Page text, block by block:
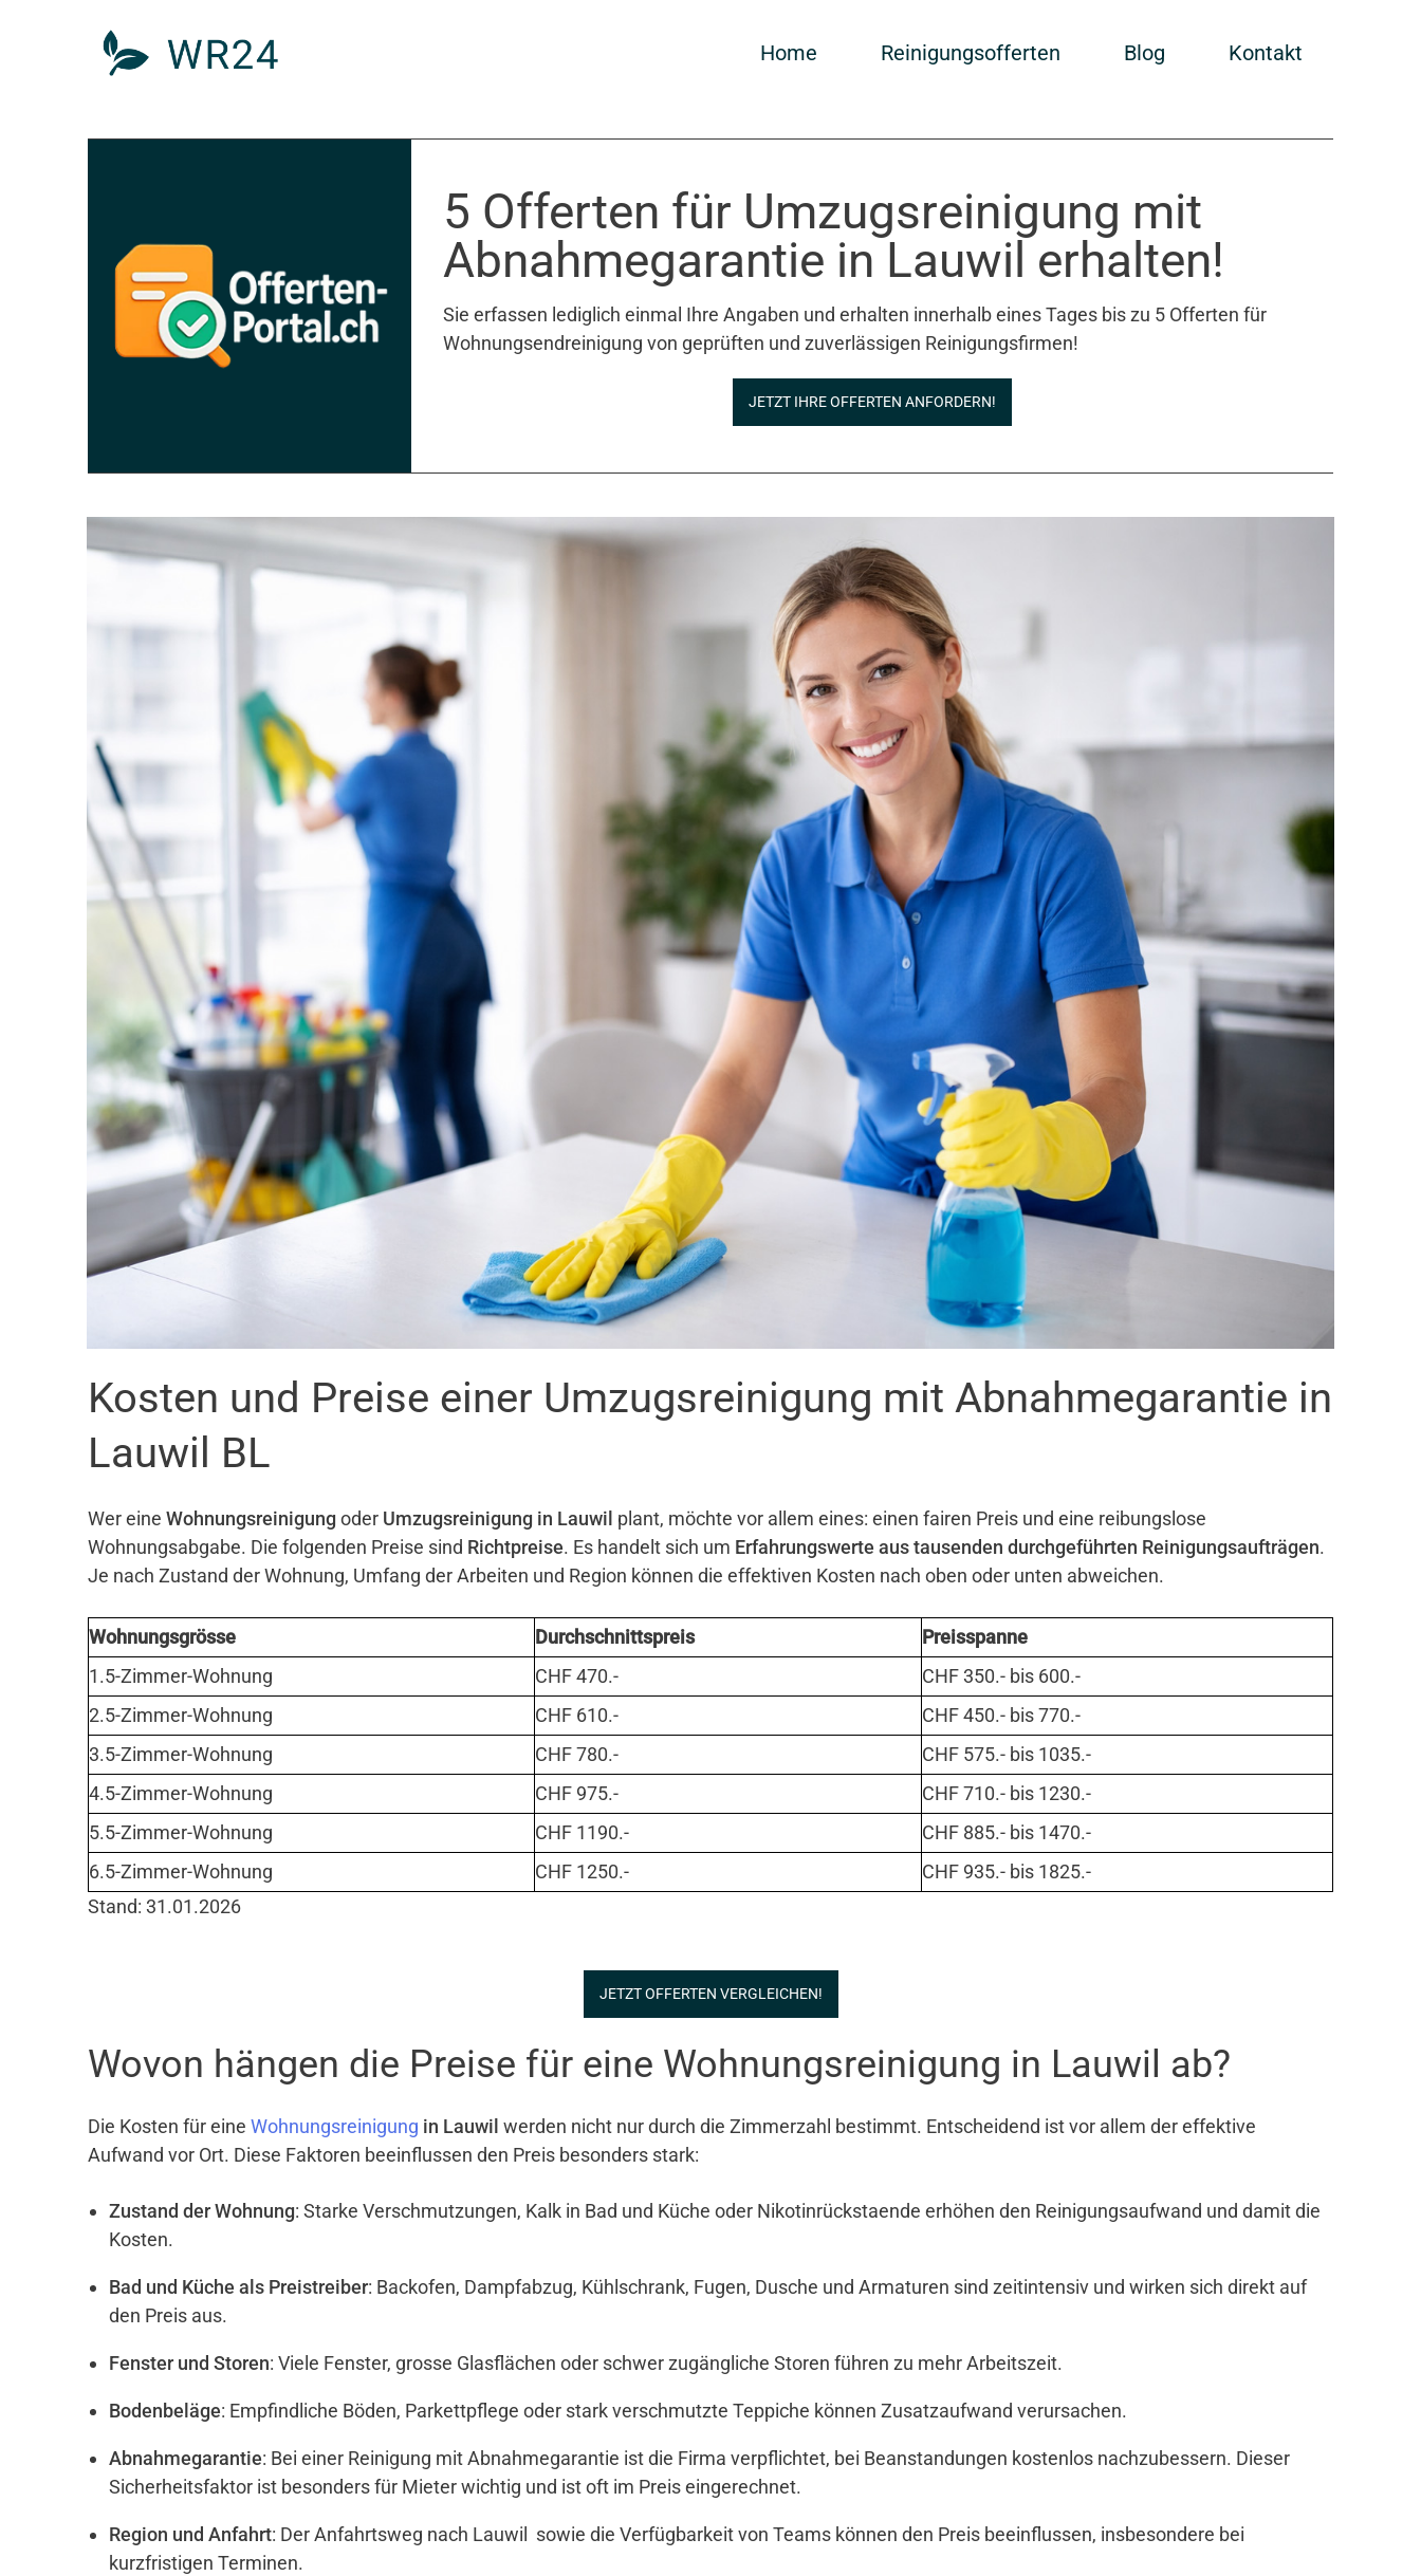
Home Reinigungsofferten Blog Kontakt
5 Offerten für Umzugsreinigung mit
Abnahmegarantie in Lauwil erhalten!
Sie erfassen lediglich einmal Ihre Angaben und erhalten innerhalb eines Tages bis zu 5 Offerten für
Wohnungsendreinigung von geprüften und zuverlässigen Reinigungsfirmen!
JETZT IHRE OFFERTEN ANFORDERN!
Kosten und Preise einer Umzugsreinigung mit Abnahmegarantie in
Lauwil BL
Wer eine Wohnungsreinigung oder Umzugsreinigung in Lauwil plant, möchte vor allem eines: einen fairen Preis und eine reibungslose
Wohnungsabgabe. Die folgenden Preise sind Richtpreise. Es handelt sich um Erfahrungswerte aus tausenden durchgeführten Reinigungsaufträgen.
Je nach Zustand der Wohnung, Umfang der Arbeiten und Region können die effektiven Kosten nach oben oder unten abweichen.
Wohnungsgrösse Durchschnittspreis
Preisspanne
1.5-Zimmer-Wohnung
CHF 470.-
CHF 350.- bis 600.-
2.5-Zimmer-Wohnung
CHF 610.-
CHF 450.- bis 770.-
3.5-Zimmer-Wohnung
CHF 780.-
CHF 575.- bis 1035.-
4.5-Zimmer-Wohnung
CHF 975.-
CHF 710.- bis 1230.-
5.5-Zimmer-Wohnung
CHF 1190.-
CHF 885.- bis 1470.-
6.5-Zimmer-Wohnung
CHF 1250.-
CHF 935.- bis 1825.-
Stand: 31.01.2026
JETZT OFFERTEN VERGLEICHEN!
Wovon hängen die Preise für eine Wohnungsreinigung in Lauwil ab?
Die Kosten für eine Wohnungsreinigung in Lauwil werden nicht nur durch die Zimmerzahl bestimmt. Entscheidend ist vor allem der effektive
Aufwand vor Ort. Diese Faktoren beeinflussen den Preis besonders stark:
Zustand der Wohnung: Starke Verschmutzungen, Kalk in Bad und Küche oder Nikotinrückstaende erhöhen den Reinigungsaufwand und damit die
Kosten.
Bad und Küche als Preistreiber: Backofen, Dampfabzug, Kühlschrank, Fugen, Dusche und Armaturen sind zeitintensiv und wirken sich direkt auf
den Preis aus.
Fenster und Storen: Viele Fenster, grosse Glasflächen oder schwer zugängliche Storen führen zu mehr Arbeitszeit.
Bodenbeläge: Empfindliche Böden, Parkettpflege oder stark verschmutzte Teppiche können Zusatzaufwand verursachen.
Abnahmegarantie: Bei einer Reinigung mit Abnahmegarantie ist die Firma verpflichtet, bei Beanstandungen kostenlos nachzubessern. Dieser
Sicherheitsfaktor ist besonders für Mieter wichtig und ist oft im Preis eingerechnet.
Region und Anfahrt: Der Anfahrtsweg nach Lauwil sowie die Verfügbarkeit von Teams können den Preis beeinflussen, insbesondere bei
kurzfristigen Terminen.